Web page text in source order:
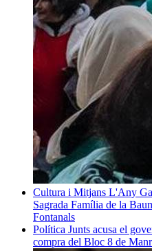
Cultura i Mitjans L'Any
Sagrada Família de la
Fontanals
Política Junts acusa el
compra del Bloc 8 de